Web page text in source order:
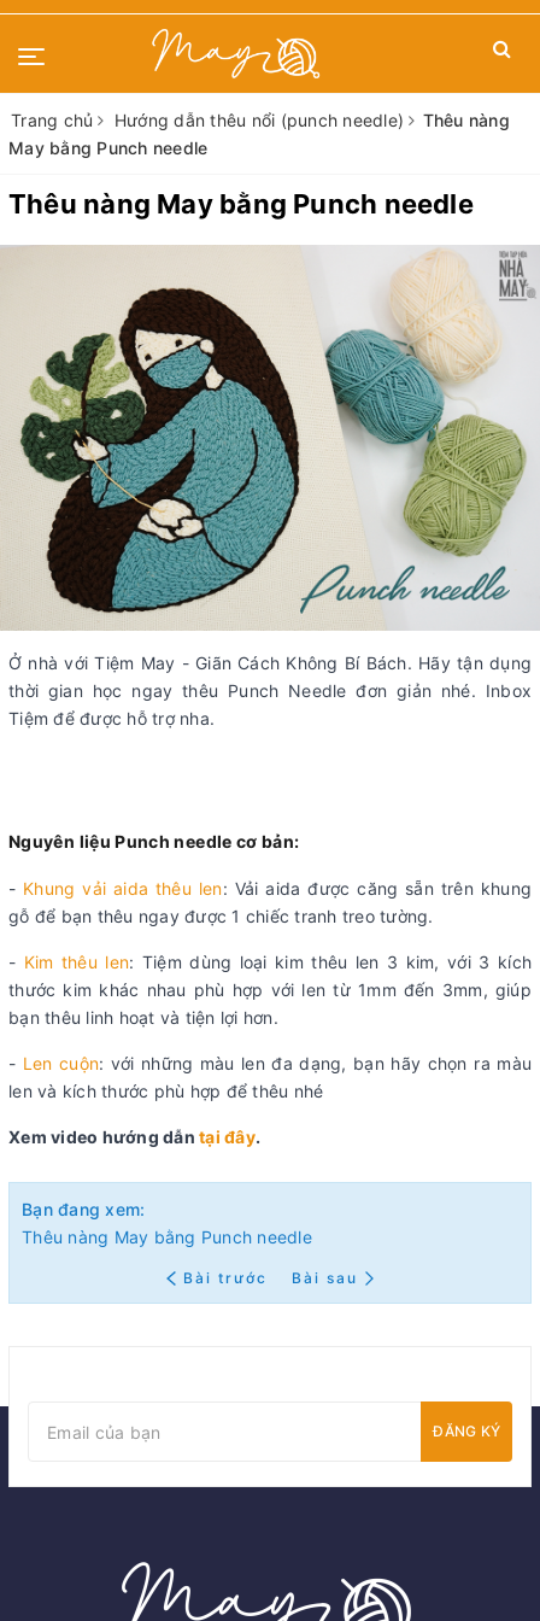
Trang chủ Hướng dẫn thêu nổi (punch needle)
Thêu nàng
May bằng Punch needle
Thêu nàng May bằng Punch needle
Ở nhà với Tiệm May - Giãn Cách Không Bí Bách. Hãy tận dụng
thời gian học ngay thêu Punch Needle đơn giản nhé. Inbox
Tiệm để được hỗ trợ nha.
Nguyên liệu Punch needle cơ bản:
- Khung vải aida thêu len: Vải aida được căng sẵn trên khung
gỗ để bạn thêu ngay được 1 chiếc tranh treo tường.
- Kim thêu len: Tiệm dùng loại kim thêu len 3 kim, với 3 kích
thước kim khác nhau phù hợp với len từ 1mm đến 3mm, giúp
bạn thêu linh hoạt và tiện lợi hơn.
- Len cuộn: với những màu len đa dạng, bạn hãy chọn ra màu
len và kích thước phù hợp để thêu nhé
Xem video hướng dẫn tại đây.
Bạn đang xem:
Thêu nàng May bằng Punch needle
Bài trước Bài sau
ĐĂNG KÝ